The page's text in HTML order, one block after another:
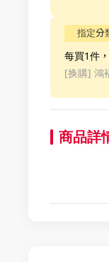
指定分
每買1件
[换購] 鴻
商品詳